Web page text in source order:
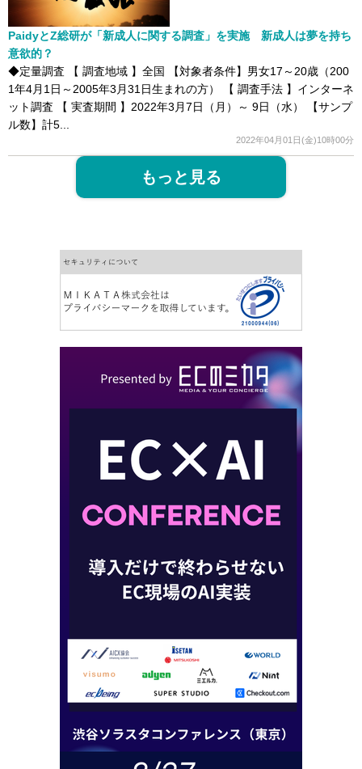
PaidyとZ総研が「新成人に関する調査」を実施 新成人は夢を持ち
意欲的？
◆定量調査 【 調査地域 】全国 【対象者条件】男女17～20歳（200
1年4月1日～2005年3月31日生まれの方） 【 調査手法 】インターネ
ット調査 【 実査期間 】2022年3月7日（月）～ 9日（水） 【サンプ
ル数】計5...
2022年04月01日(金)10時00分
もっと見る